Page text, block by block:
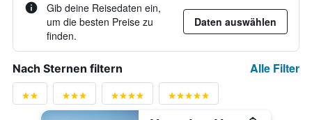
Gib deine Reisedaten ein,
um die besten Preise zu
finden.
Daten auswählen
Nach Sternen filtern Alle Filter